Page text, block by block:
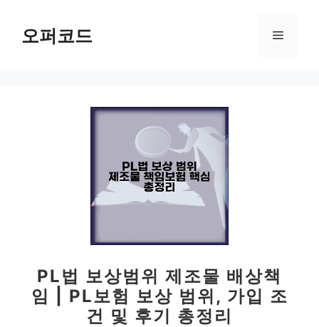
오퍼코드 메
PL법 보상범위 제조물 배상책
임 | PL보험 보상 범위, 가입 조
건 및 후기 총정리